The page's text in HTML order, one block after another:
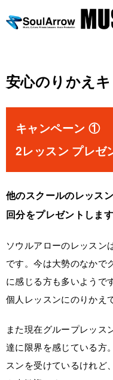
安心のりかえ
キャンペーン ①
2レッスン プレゼ
他のスクールのレッス
回分をプレゼントします
ソウルアローのレッスン
です。今は大勢のなかで
に感じる方も多いようで
個人レッスンにのりかえ
また現在グループレッス
達に限界を感じている方
スンを受けているけれど